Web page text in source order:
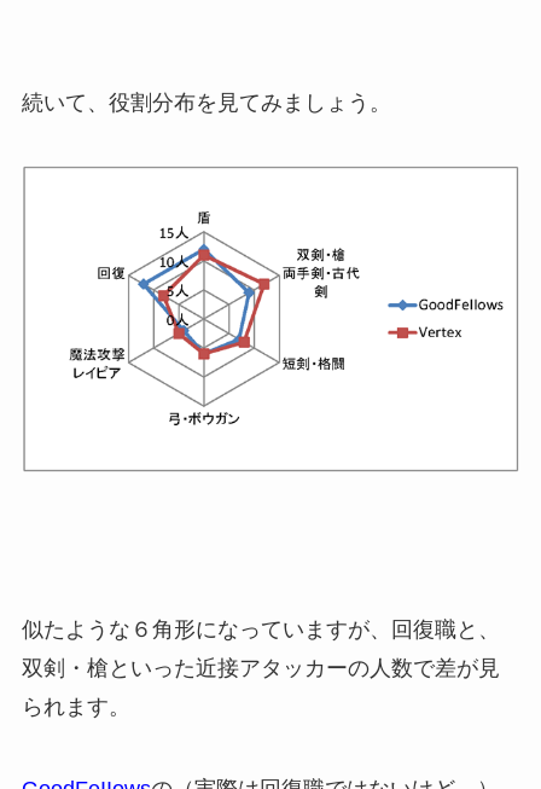
続いて、役割分布を見てみましょう。
似たような６角形になっていますが、回復職と、
双剣・槍といった近接アタッカーの人数で差が見
られます。